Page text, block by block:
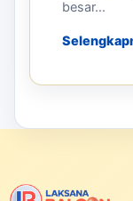
besar...